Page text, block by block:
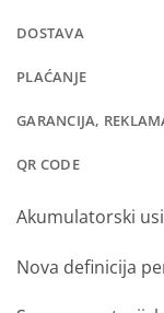
DOSTAVA
PLAĆANJE
GARANCIJA,
QR CODE
Akumulatorski
Nova definicija